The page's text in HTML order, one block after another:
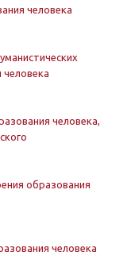
человека
человека
человека,
образования
человека